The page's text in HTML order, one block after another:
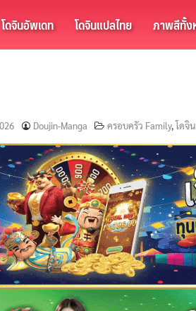
โดจินอัพเดท โดจินแปลไทย ภาพสีทั้
Doujin-Manga ครอบครัว Family,โดจิ